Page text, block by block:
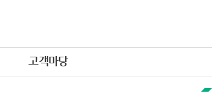
고객마당